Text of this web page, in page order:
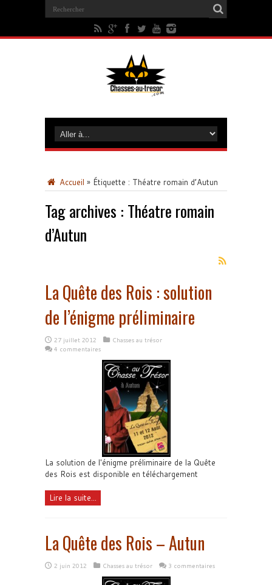
Accueil » Étiquette : Théatre romain d’Autun
Tag archives : Théatre romain
d’Autun
La Quête des Rois : solution
de l’énigme préliminaire
27 juillet 2012
Chasses au trésor
4 commentaires
La solution de l'énigme préliminaire de la Quête
des Rois est disponible en téléchargement
Lire la suite...
La Quête des Rois – Autun
2 juin 2012 Chasses au trésor 3 commentaires